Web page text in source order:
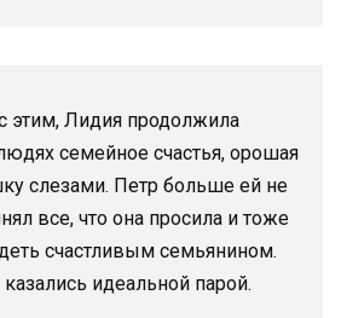
этим, Лидия продолжила
семейное счастья, орошая
слезами. Петр больше ей не
все, что она просила и тоже
счастливым семьянином.
идеальной парой.